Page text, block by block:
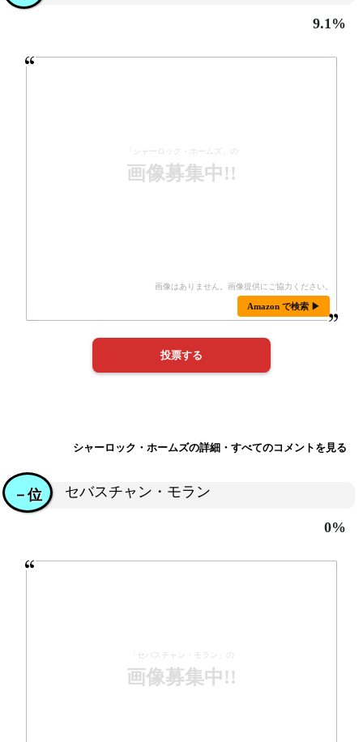
9.1%
「シャーロック・ホームズ」の
画像募集中!!
Amazon で検索 ▶
シャーロック・ホームズの詳細・すべてのコメントを見る
セバスチャン・モラン
－位
0%
「セバスチャン・モラン」の
画像募集中!!